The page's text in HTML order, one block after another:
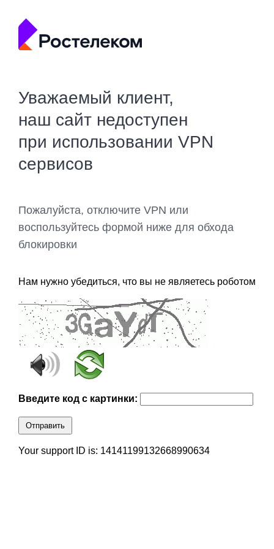
Уважаемый клиент,
наш сайт недоступен
при использовании VPN
сервисов
Пожалуйста, отключите VPN или
воспользуйтесь формой ниже для обхода
блокировки
Нам нужно убедиться, что вы не являетесь роботом
Введите код с картинки:
Отправить
Your support ID is: 14141199132668990634